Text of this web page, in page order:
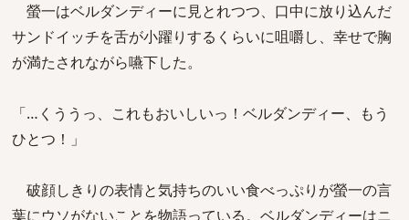
螢一はベルダンディーに見とれつつ、口中に放り込んだ
サンドイッチを舌が小躍りするくらいに咀嚼し、幸せで胸
が満たされながら嚥下した。
「…くううっ、これもおいしいっ！ベルダンディー、もう
ひとつ！」
破顔しきりの表情と気持ちのいい食べっぷりが螢一の言
葉にウソがないことを物語っている。ベルダンディーはニ